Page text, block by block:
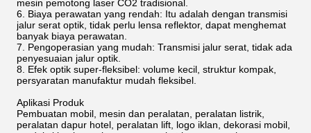
mesin pemotong laser CO2 tradisional.
6. Biaya perawatan yang rendah: Itu adalah dengan transmisi
jalur serat optik, tidak perlu lensa reflektor, dapat menghemat
banyak biaya perawatan.
7. Pengoperasian yang mudah: Transmisi jalur serat, tidak ada
penyesuaian jalur optik.
8. Efek optik super-fleksibel: volume kecil, struktur kompak,
persyaratan manufaktur mudah fleksibel.
Aplikasi Produk
Pembuatan mobil, mesin dan peralatan, peralatan listrik,
peralatan dapur hotel, peralatan lift, logo iklan, dekorasi mobil,